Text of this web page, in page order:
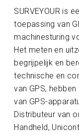
SURVEYOUR is
toepassing van
machinesturing
Het meten en
begrijpelijk en
technische en
van GPS,
van GPS-
Distributeur van
Handheld,